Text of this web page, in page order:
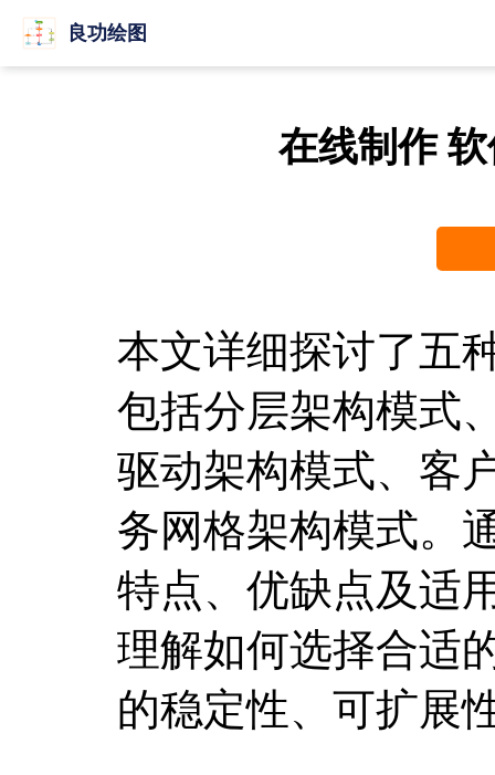
良功绘图
在线制作
本文详细探讨了五
包括分层架构模式
驱动架构模式、客
务网格架构模式。
特点、优缺点及适
理解如何选择合适
的稳定性、可扩展